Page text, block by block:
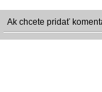
Ak chcete pridať